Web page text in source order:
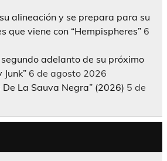
alineación y se prepara para su
que viene con “Hempispheres” 6
adelanto de su próximo
6 de agosto 2026
De La Sauva Negra” (2026) 5 de